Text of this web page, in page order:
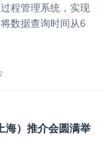
程管理系统，实现
数据查询时间从6
海）推介会圆满举